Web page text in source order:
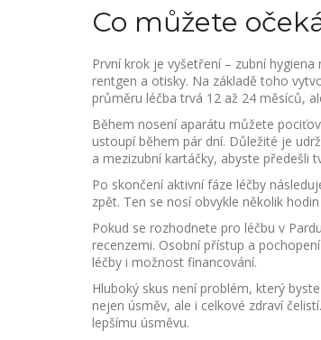
Co můžete
První krok je vyšetření – zubní
rentgen a otisky. Na základě toho
průměru léčba trvá 12 až 24 měsíců,
Během nosení aparátu můžete
ustoupí během pár dní. Důležité je
a mezizubní kartáčky, abyste předešli
Po skončení aktivní fáze léčby
zpět. Ten se nosí obvykle několik
Pokud se rozhodnete pro léčbu v
recenzemi. Osobní přístup a
léčby i možnost financování.
Hluboký skus není problém, který
nejen úsměv, ale i celkové zdraví
lepšímu úsměvu.